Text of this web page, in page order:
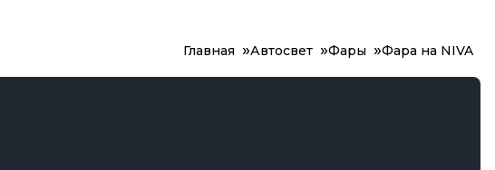
Главная Автосвет Фары Фара на NIVA